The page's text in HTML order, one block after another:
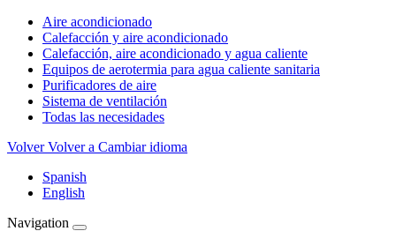
Aire acondicionado
Calefacción y aire acondicionado
Calefacción, aire acondicionado y agua caliente
Equipos de aerotermia para agua caliente sanitaria
Purificadores de aire
Sistema de ventilación
Todas las necesidades
Volver Volver a Cambiar idioma
Spanish
English
Navigation